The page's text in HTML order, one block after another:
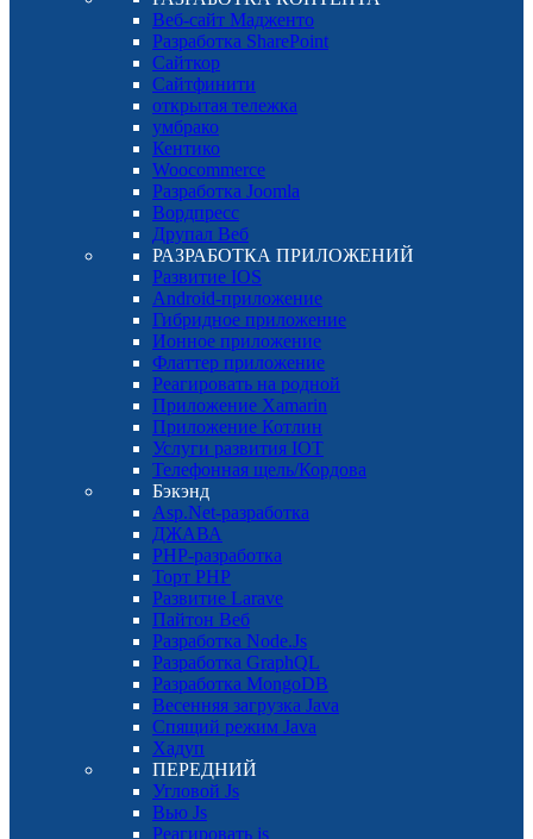
Веб-сайт Мадженто
Разработка SharePoint
Сайткор
Сайтфинити
открытая тележка
умбрако
Кентико
Woocommerce
Разработка Joomla
Вордпресс
Друпал Веб
РАЗРАБОТКА ПРИЛОЖЕНИЙ
Развитие IOS
Android-приложение
Гибридное приложение
Ионное приложение
Флаттер приложение
Реагировать на родной
Приложение Xamarin
Приложение Котлин
Услуги развития IOT
Телефонная щель/Кордова
Бэкэнд
Asp.Net-разработка
ДЖАВА
PHP-разработка
Торт PHP
Развитие Larave
Пайтон Веб
Разработка Node.Js
Разработка GraphQL
Разработка MongoDB
Весенняя загрузка Java
Спящий режим Java
Хадуп
ПЕРЕДНИЙ
Угловой Js
Вью Js
Реагировать js